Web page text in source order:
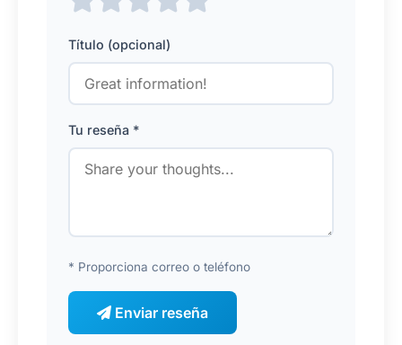
Título (opcional)
Tu reseña *
* Proporciona correo o teléfono
Enviar reseña